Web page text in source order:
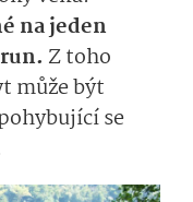
na jeden
Z toho
může být
se